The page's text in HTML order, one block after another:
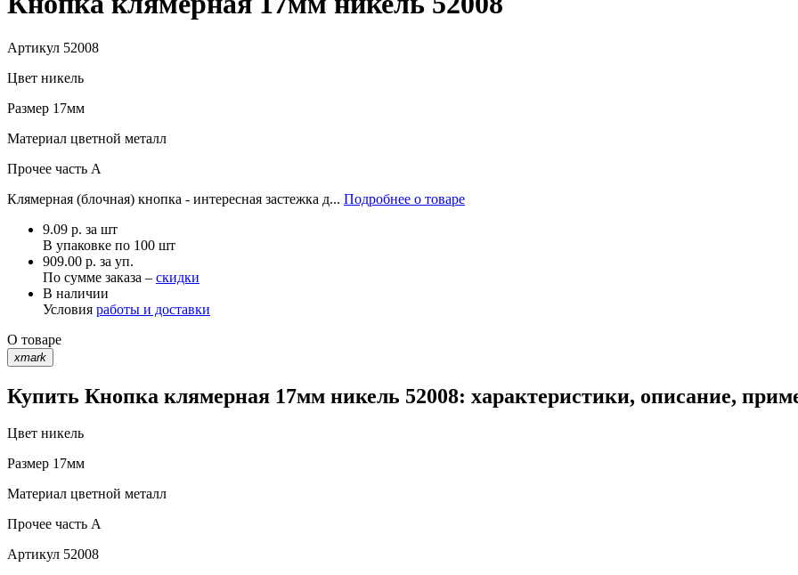
Артикул 52008
Цвет никель
Размер 17мм
Материал цветной металл
Прочее часть A
Клямерная (блочная) кнопка - интересная застежка д... Подробнее о товаре
9.09 р. за шт
В упаковке по 100 шт
909.00 р. за уп.
По сумме заказа – скидки
В наличии
Условия работы и доставки
О товаре
xmark
Купить Кнопка клямерная 17мм никель 52008: характеристики, описание,
Цвет никель
Размер 17мм
Материал цветной металл
Прочее часть A
Артикул 52008